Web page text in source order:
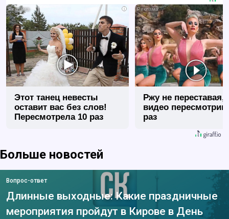
i
Этот танец невесты
оставит вас без слов!
Пересмотрела 10 раз
Ржу не переставая,
видео
раз
Больше новостей
Вопрос-ответ
Длинные выходные: Какие праздничные
мероприятия пройдут в Кирове в День